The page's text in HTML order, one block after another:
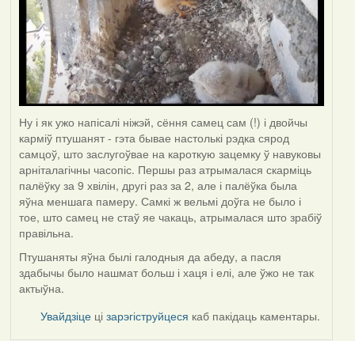
Ну і як ужо напісалі ніжэй, сёння самец сам (!) і двойчы
карміў птушанят - гэта бывае настолькі рэдка сярод
самцоў, што заслугоўвае на кароткую зацемку ў навуковы
арніталагічны часопіс. Першы раз атрымалася скарміць
палёўку за 9 хвілін, другі раз за 2, але і палёўка была
яўна меншага памеру. Самкі ж вельмі доўга не было і
тое, што самец не стаў яе чакаць, атрымалася што зрабіў
правільна.
Птушаняты яўна былі галодныя да абеду, а пасля
здабычы было нашмат больш і хаця і елі, але ўжо не так
актыўна.
Увайдзіце цізарэгіструйцеся каб пакідаць каментары.